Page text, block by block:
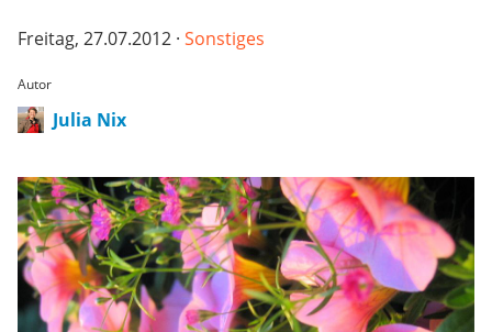
Freitag, 27.07.2012 · Sonstiges
Autor
Julia Nix